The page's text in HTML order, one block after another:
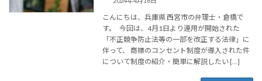
こんにちは、兵庫県 西宮市の弁理士・倉橋で
す。 今回は、4月1日より運用が開始された
「不正競争防止法等の一部を改正する法律」に
伴って、 商標のコンセント制度が導入された件
について制度の紹介・簡単に解説したい […]